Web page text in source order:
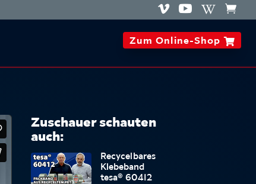
   
Zum Online-Shop 
Zuschauer schauten
auch:
Recycelbares
Klebeband
tesa® 60412